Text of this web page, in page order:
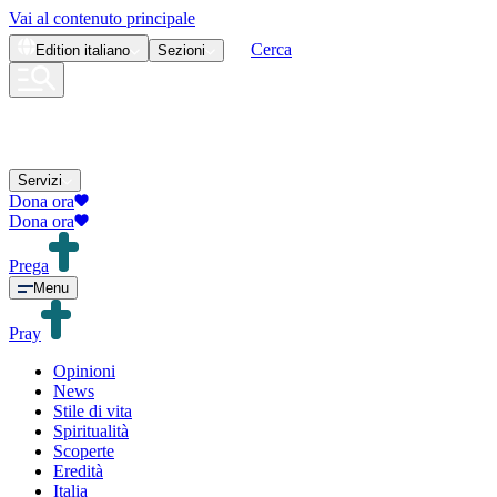
Vai al contenuto principale
Edition italiano Sezioni Cerca
Servizi
Dona ora
Dona ora
Prega
Menu
Pray
Opinioni
News
Stile di vita
Spiritualità
Scoperte
Eredità
Italia